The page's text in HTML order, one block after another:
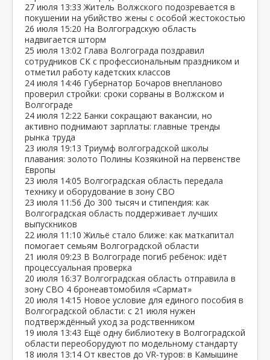
27 июля 13:33 Житель Волжского подозревается в
покушении на убийство жены с особой жестокостью
26 июля 15:20 На Волгоградскую область
надвигается шторм
25 июля 13:02 Глава Волгограда поздравил
сотрудников СК с профессиональным праздником и
отметил работу кадетских классов
24 июля 14:46 Губернатор Бочаров внепланово
проверил стройки: сроки сорваны в Волжском и
Волгограде
24 июля 12:22 Банки сокращают вакансии, но
активно поднимают зарплаты: главные тренды
рынка труда
23 июля 19:13 Триумф волгоградской школы
плавания: золото Полины Козякиной на первенстве
Европы
23 июля 14:05 Волгоградская область передала
технику и оборудование в зону СВО
23 июля 11:56 До 300 тысяч и стипендия: как
Волгоградская область поддерживает лучших
выпускников
22 июля 11:10 Жильё стало ближе: как маткапитал
помогает семьям Волгоградской области
21 июля 09:23 В Волгограде погиб ребёнок: идёт
процессуальная проверка
20 июля 16:37 Волгоградская область отправила в
зону СВО 4 бронеавтомобиля «Сармат»
20 июля 14:15 Новое условие для единого пособия в
Волгоградской области: с 21 июля нужен
подтверждённый уход за родственником
19 июля 13:43 Ещё одну библиотеку в Волгоградской
области переоборудуют по модельному стандарту
18 июля 13:14 От квестов до VR‑туров: в Камышине